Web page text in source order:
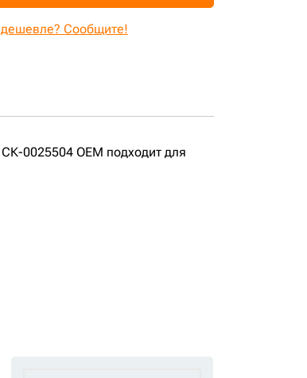
Сообщите!
0025504 OEM подходит для